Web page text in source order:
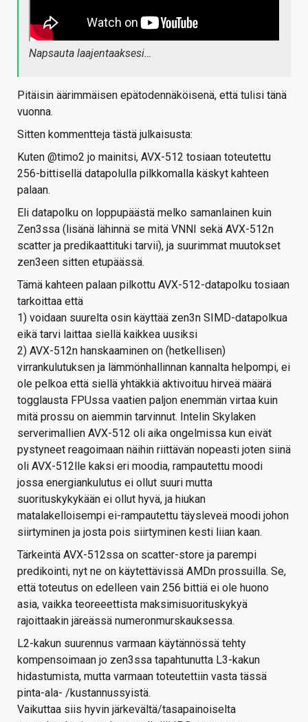
Napsauta laajentaaksesi…
Pitäisin äärimmäisen epätodennäköisenä, että tulisi tänä
vuonna.
Sitten kommentteja tästä julkaisusta:
Kuten @timo2 jo mainitsi, AVX-512 tosiaan toteutettu
256-bittisellä datapolulla pilkkomalla käskyt kahteen
palaan.
Eli datapolku on loppupäästä melko samanlainen kuin
Zen3ssa (lisänä lähinnä se mitä VNNI sekä AVX-512n
scatter ja predikaattituki tarvii), ja suurimmat muutokset
zen3een sitten etupäässä.
Tämä kahteen palaan pilkottu AVX-512-datapolku tosiaan
tarkoittaa että
1) voidaan suurelta osin käyttää zen3n SIMD-datapolkua
eikä tarvi laittaa siellä kaikkea uusiksi
2) AVX-512n hanskaaminen on (hetkellisen)
virrankulutuksen ja lämmönhallinnan kannalta helpompi, ei
ole pelkoa että siellä yhtäkkiä aktivoituu hirveä määrä
togglausta FPUssa vaatien paljon enemmän virtaa kuin
mitä prossu on aiemmin tarvinnut. Intelin Skylaken
serverimallien AVX-512 oli aika ongelmissa kun eivät
pystyneet reagoimaan näihin riittävän nopeasti joten siinä
oli AVX-512lle kaksi eri moodia, rampautettu moodi
jossa energiankulutus ei ollut suuri mutta
suorituskykykään ei ollut hyvä, ja hiukan
matalakelloisempi ei-rampautettu täysleveä moodi johon
siirtyminen ja josta pois siirtyminen kesti liian kaan.
Tärkeintä AVX-512ssa on scatter-store ja parempi
predikointi, nyt ne on käytettävissä AMDn prossuilla. Se,
että toteutus on edelleen vain 256 bittiä ei ole huono
asia, vaikka teoreeettista maksimisuorituskykyä
rajoittaakin järeässä numeronmurskauksessa.
L2-kakun suurennus varmaan käytännössä tehty
kompensoimaan jo zen3ssa tapahtunutta L3-kakun
hidastumista, mutta varmaan toteutettiin vasta tässä
pinta-ala- /kustannussyistä.
Vaikuttaa siis hyvin järkevältä/tasapainoiselta